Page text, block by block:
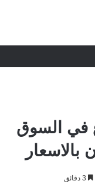
في السوق
بالاسعار